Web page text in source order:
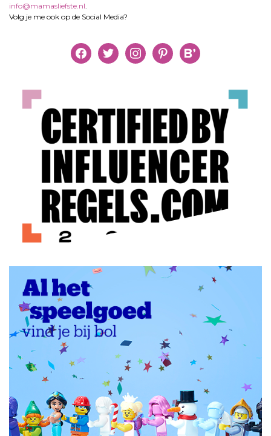
info@mamasliefste.nl
Volg je me ook op de Social Media?
facebooktwitter instagrampinterestbloglovin